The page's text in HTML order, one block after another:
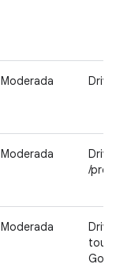
Moderada
Moderada
/
Moderada